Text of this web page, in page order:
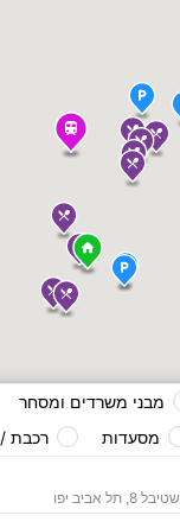
שטיבל 8, תל אביב יפו
מבני משרדים ומסחר
מסעדות רכבת